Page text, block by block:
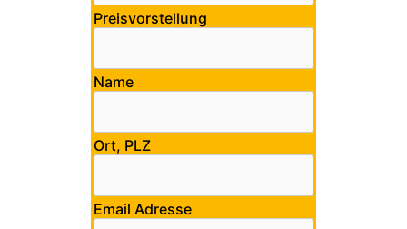
Preisvorstellung
Name
Ort, PLZ
Email Adresse